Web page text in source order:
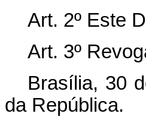
Art. 2º Este
Art. 3º
Brasília, 30
da República.